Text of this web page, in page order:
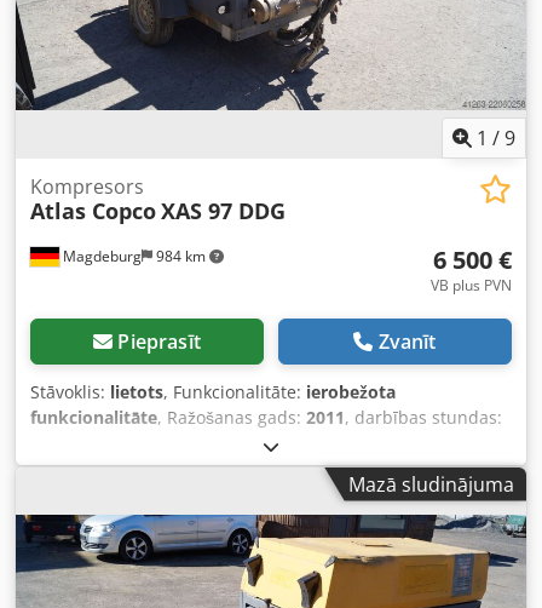
1 /9
Magdeburg 984 km
Kompresors
Atlas CopcoXAS 97 DDG
6 500 €
VB plus PVN
Pieprasīt Zvanīt
Stāvoklis: lietots, Funkcionalitāte: ierobežota
funkcionalitāte, Ražošanas gads: 2011, darbības stundas:
, Kompresors Atlas Copco XAS 97 DDG, ražošanas
gads 2011, 1637 darba stundas, tilpuma plūsma 5,3 m³,
avārijas jauda 12,5 Kva, pieslēgumi: 1 x 230 Volti, 2 x 400
Volti, sērijas Nr. YA3062560C0262053. Ir pieejama vispārējā
ekspluatācijas un reģistrācijas atļauja. Viena vērpes ass ir
saliekta, trūkst ķīļsiksnas pārsega, trūkst ventilatora režģa.
Dodpfjzbiicjx Ah Sock
Mazā sludinājuma